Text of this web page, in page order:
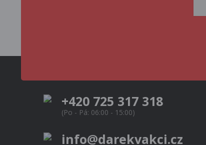
+420 725 317 318
(Po - Pá: 06:00 - 15:00)
info@darekvakci.cz